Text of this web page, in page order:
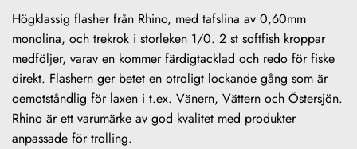
Högklassig flasher från Rhino, med tafslina av 0,60mm
monolina, och trekrok i storleken 1/0. 2 st softfish kroppar
medföljer, varav en kommer färdigtacklad och redo för fiske
direkt. Flashern ger betet en otroligt lockande gång som är
oemotståndlig för laxen i t.ex. Vänern, Vättern och Östersjön.
Rhino är ett varumärke av god kvalitet med produkter
anpassade för trolling.